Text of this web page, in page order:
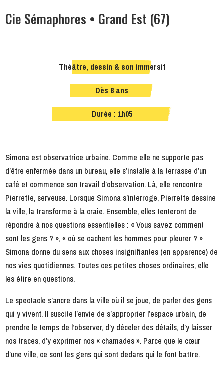
Cie Sémaphores • Grand Est (67)
Théâtre, dessin & son immersif
Dès 8 ans
Durée : 1h05
Simona est observatrice urbaine. Comme elle ne supporte pas
d’être enfermée dans un bureau, elle s’installe à la terrasse d’un
café et commence son travail d’observation. Là, elle rencontre
Pierrette, serveuse. Lorsque Simona s’interroge, Pierrette dessine
la ville, la transforme à la craie. Ensemble, elles tenteront de
répondre à nos questions essentielles : « Vous savez comment
sont les gens ? », « où se cachent les hommes pour pleurer ? »
Simona donne du sens aux choses insignifiantes (en apparence) de
nos vies quotidiennes. Toutes ces petites choses ordinaires, elle
les étire en questions.
Le spectacle s’ancre dans la ville où il se joue, de parler des gens
qui y vivent. Il suscite l’envie de s’approprier l’espace urbain, de
prendre le temps de l’observer, d’y déceler des détails, d’y laisser
nos traces, d’y exprimer nos « chamades ». Parce que le cœur
d’une ville, ce sont les gens qui sont dedans qui le font battre.